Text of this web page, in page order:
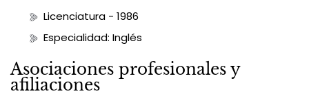
Licenciatura - 1986
Especialidad: Inglés
Asociaciones profesionales y
afiliaciones